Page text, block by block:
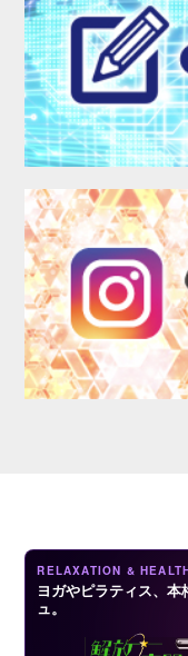
RELAXATION &
ヨガやピラティス、
ュ。